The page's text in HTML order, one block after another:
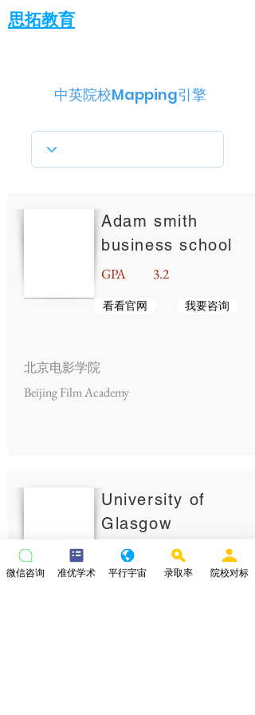
思拓教育
中英院校Mapping引擎
Adam smith
business school
GPA 3.2
看看官网 我要咨询
北京电影学院
Beijing Film Academy
University of
Glasgow
GPA
微信咨询 准优学术 平行宇宙 录取率 院校对标